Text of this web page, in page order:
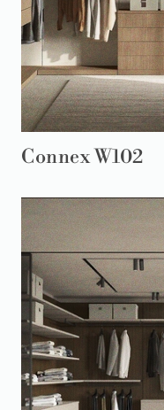
Connex W102